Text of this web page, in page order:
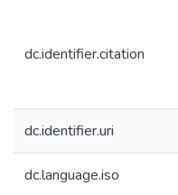
dc.identifier.citation
dc.identifier.uri
dc.language.iso